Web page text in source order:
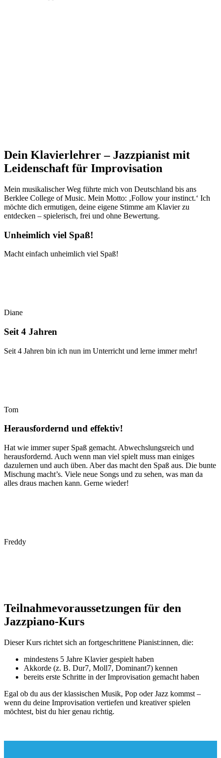
Dein Klavierlehrer – Jazzpianist mit
Leidenschaft für Improvisation
Mein musikalischer Weg führte mich von Deutschland bis ans
Berklee College of Music. Mein Motto: ‚Follow your instinct.‘ Ich
möchte dich ermutigen, deine eigene Stimme am Klavier zu
entdecken – spielerisch, frei und ohne Bewertung.
Unheimlich viel Spaß!
Macht einfach unheimlich viel Spaß!
Diane
Seit 4 Jahren
Seit 4 Jahren bin ich nun im Unterricht und lerne immer mehr!
Tom
Herausfordernd und effektiv!
Hat wie immer super Spaß gemacht. Abwechslungsreich und
herausfordernd. Auch wenn man viel spielt muss man einiges
dazulernen und auch üben. Aber das macht den Spaß aus. Die bunte
Mischung macht’s. Viele neue Songs und zu sehen, was man da
alles draus machen kann. Gerne wieder!
Freddy
Teilnahmevoraussetzungen für den
Jazzpiano-Kurs
Dieser Kurs richtet sich an fortgeschrittene Pianist:innen, die:
mindestens 5 Jahre Klavier gespielt haben
Akkorde (z. B. Dur7, Moll7, Dominant7) kennen
bereits erste Schritte in der Improvisation gemacht haben
Egal ob du aus der klassischen Musik, Pop oder Jazz kommst –
wenn du deine Improvisation vertiefen und kreativer spielen
möchtest, bist du hier genau richtig.